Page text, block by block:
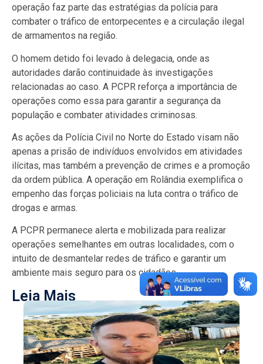
operação faz parte das estratégias da polícia para
combater o tráfico de entorpecentes e a circulação ilegal
de armamentos na região.
O homem detido foi levado à delegacia, onde as
autoridades darão continuidade às investigações
relacionadas ao caso. A PCPR reforça a importância de
operações como essa para garantir a segurança da
população e combater atividades criminosas.
As ações da Polícia Civil no Norte do Estado visam não
apenas a prisão de indivíduos envolvidos em atividades
ilícitas, mas também a prevenção de crimes e a promoção
da ordem pública. A operação em Rolândia exemplifica o
empenho das forças policiais na luta contra o tráfico de
drogas e armas.
A PCPR permanece alerta e mobilizada para realizar
operações semelhantes em outras localidades, com o
intuito de desmantelar redes de tráfico e garantir um
ambiente mais seguro para os cidadãos.
Leia Mais